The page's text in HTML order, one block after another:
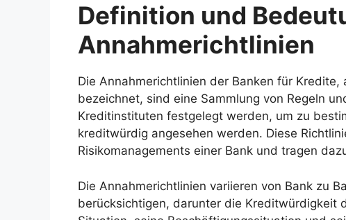
Definition und
Annahmerichtlinien
Die Annahmerichtlinien der Banken für
bezeichnet, sind eine Sammlung von Regeln
Kreditinstituten festgelegt werden, um zu
kreditwürdig angesehen werden. Diese
Risikomanagements einer Bank und tragen
Die Annahmerichtlinien variieren von Bank zu
berücksichtigen, darunter die Kreditwürdigkeit